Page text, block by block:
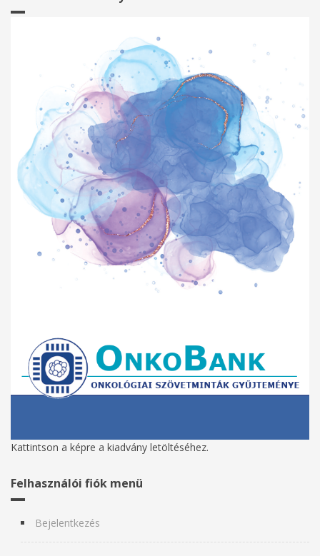
Kattintson a képre a kiadvány letöltéséhez.
Felhasználói fiók menü
Bejelentkezés